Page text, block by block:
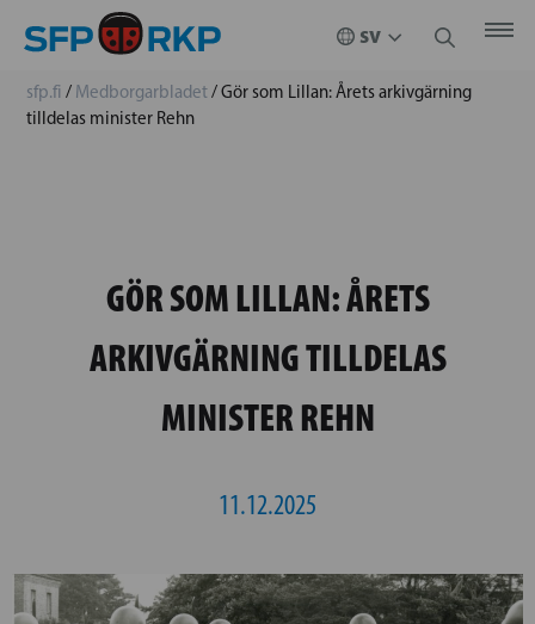
sfp.fi / Medborgarbladet/Gör som Lillan: Årets arkivgärning
tilldelas minister Rehn
GÖR SOM LILLAN: ÅRETS
ARKIVGÄRNING TILLDELAS
MINISTER REHN
11.12.2025